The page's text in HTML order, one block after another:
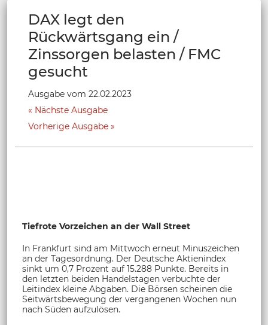
DAX legt den
Rückwärtsgang ein /
Zinssorgen belasten / FMC
gesucht
Ausgabe vom 22.02.2023
Nächste Ausgabe
Vorherige Ausgabe
Tiefrote Vorzeichen an der Wall Street
In Frankfurt sind am Mittwoch erneut Minuszeichen
an der Tagesordnung. Der Deutsche Aktienindex
sinkt um 0,7 Prozent auf 15.288 Punkte. Bereits in
den letzten beiden Handelstagen verbuchte der
Leitindex kleine Abgaben. Die Börsen scheinen die
Seitwärtsbewegung der vergangenen Wochen nun
nach Süden aufzulösen.